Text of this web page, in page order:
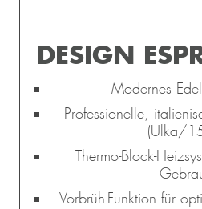
DESIGN
Modernes
Professionelle,
(Ulka/
Thermo-Block-
Vorbrüh-Funktion für